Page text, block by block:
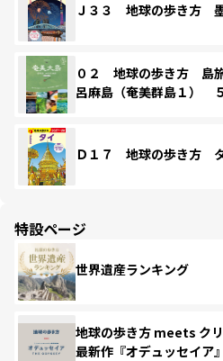
Ｊ３３ 地球の歩き方
０２ 地球の歩き方
呂麻島（奄美群島１）
Ｄ１７ 地球の歩き方
特設ページ
世界遺産ランキング
地球の歩き方 meets ク
最新作『オデュッセイア』